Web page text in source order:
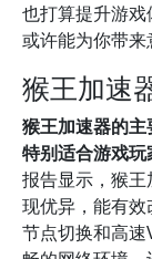
也打算提升游戏
或许能为你带来
猴王加速
猴王加速器的主
特别适合游戏玩
报告显示，猴
现优异，能有
节点切换和高